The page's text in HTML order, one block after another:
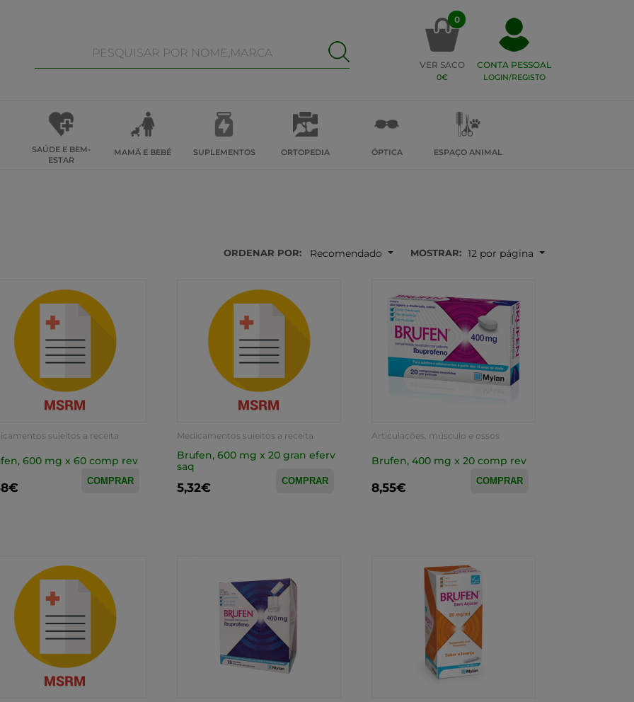
0
VER SACO
0€
CONTA PESSOAL
LOGIN/REGISTO
SAÚDE E BEM-
ESTAR
MAMÃ E BEBÉ SUPLEMENTOS ORTOPEDIA ÓPTICA ESPAÇO ANIMAL
ORDENAR POR: Recomendado MOSTRAR: 12 por página
sujeitos a receita
600 mg x 60 comp rev
COMPRAR
Medicamentos sujeitos a receita
médica
Brufen, 600 mg x 20 gran eferv
saq
5,32€ COMPRAR
Articulações, músculo e ossos
Brufen, 400 mg x 20 comp rev
8,55€ COMPRAR